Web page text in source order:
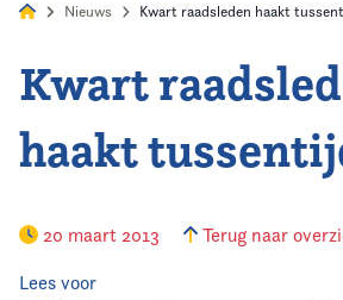
Home
Agenda
Opleiding
Nieuws Kwart raadsleden haakt
Kwart
haakt
20 maart 2013 Terug naar
Lees voor